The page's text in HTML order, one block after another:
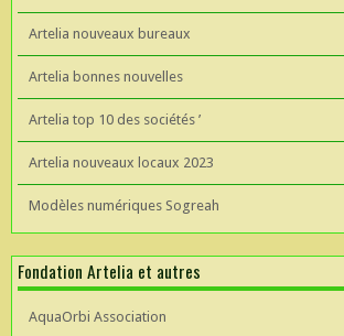
Artelia nouveaux bureaux
Artelia bonnes nouvelles
Artelia top 10 des sociétés ’
Artelia nouveaux locaux 2023
Modèles numériques Sogreah
Fondation Artelia et autres
AquaOrbi Association